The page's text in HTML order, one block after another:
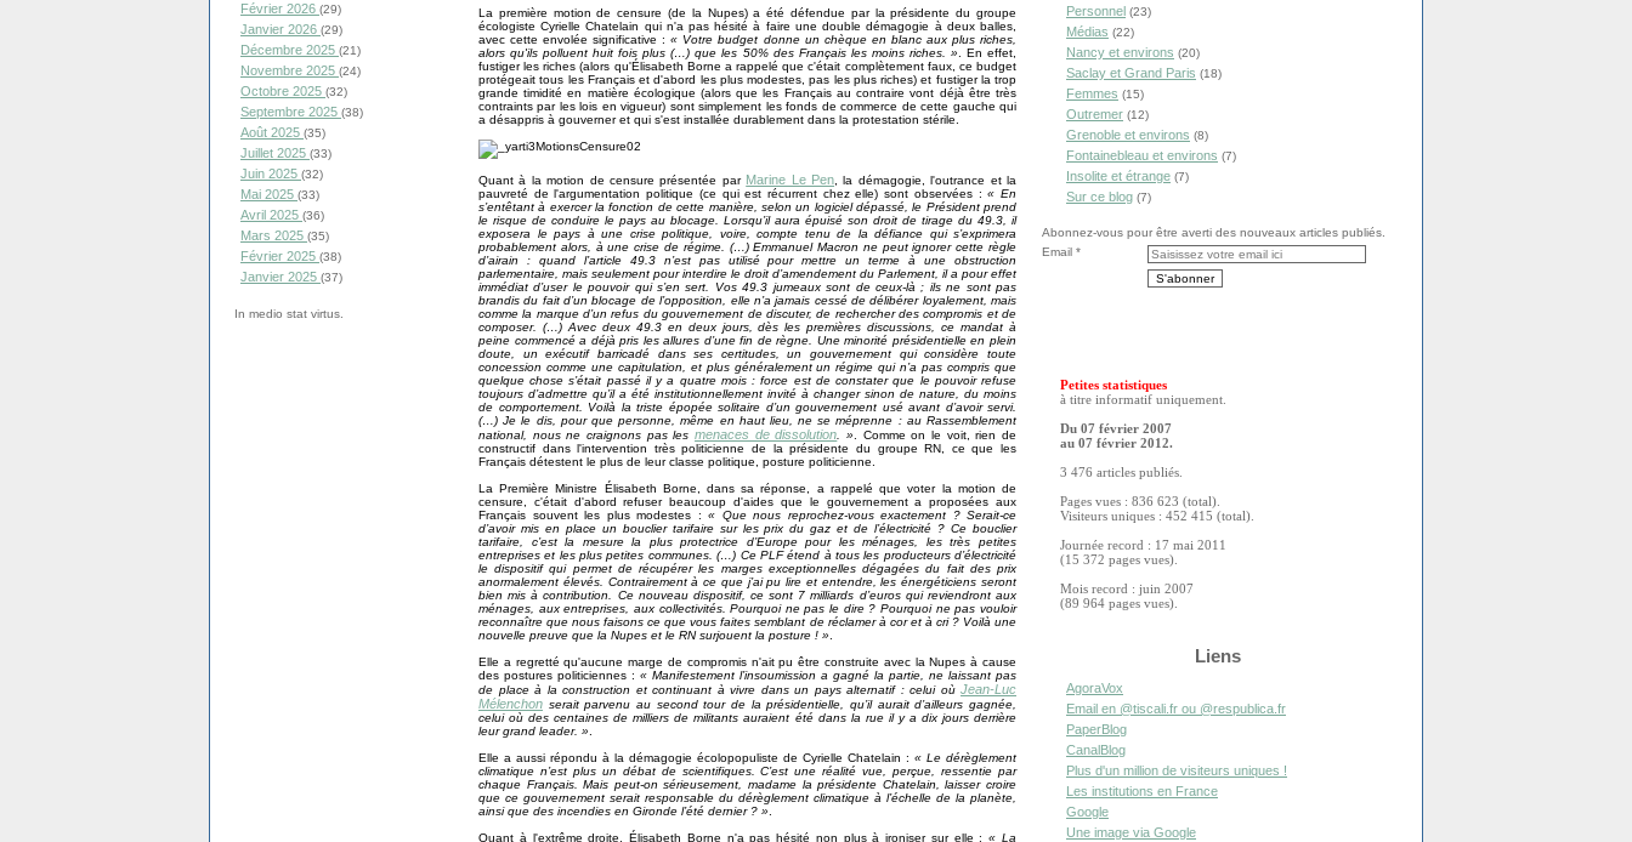
Février 2026 (29)
Janvier 2026 (29)
Décembre 2025 (21)
Novembre 2025 (24)
Octobre 2025 (32)
Septembre 2025 (38)
Août 2025 (35)
Juillet 2025 (33)
Juin 2025 (32)
Mai 2025 (33)
Avril 2025 (36)
Mars 2025 (35)
Février 2025 (38)
Janvier 2025 (37)
In medio stat virtus.
La première motion de censure (de la Nupes) a été défendue par la présidente du groupe
écologiste Cyrielle Chatelain qui n'a pas hésité à faire une double démagogie à deux balles,
avec cette envolée significative :« Votre budget donne un chèque en blanc aux plus riches,
alors qu'ils polluent huit fois plus (…) que les 50% des Français les moins riches. » . En effet,
fustiger les riches (alors qu'Élisabeth Borne a rappelé que c'était complètement faux, ce budget
protégeait tous les Français et d'abord les plus modestes, pas les plus riches) et fustiger la trop
grande timidité en matière écologique (alors que les Français au contraire vont déjà être très
contraints par les lois en vigueur) sont simplement les fonds de commerce de cette gauche qui
a désappris à gouverner et qui s'est installée durablement dans la protestation stérile.
Quant à la motion de censure présentée par Marine Le Pen , la démagogie, l'outrance et la
pauvreté de l'argumentation politique (ce qui est récurrent chez elle) sont observées :« En
s’entêtant à exercer la fonction de cette manière, selon un logiciel dépassé, le Président prend
le risque de conduire le pays au blocage. Lorsqu’il aura épuisé son droit de tirage du 49.3, il
exposera le pays à une crise politique, voire, compte tenu de la défiance qui s’exprimera
probablement alors, à une crise de régime. (…) Emmanuel Macron ne peut ignorer cette règle
d’airain : quand l’article 49.3 n’est pas utilisé pour mettre un terme à une obstruction
parlementaire, mais seulement pour interdire le droit d’amendement du Parlement, il a pour effet
immédiat d’user le pouvoir qui s’en sert. Vos 49.3 jumeaux sont de ceux-là ; ils ne sont pas
brandis du fait d’un blocage de l’opposition, elle n’a jamais cessé de délibérer loyalement, mais
comme la marque d’un refus du gouvernement de discuter, de rechercher des compromis et de
composer. (…) Avec deux 49.3 en deux jours, dès les premières discussions, ce mandat à
peine commencé a déjà pris les allures d’une fin de règne. Une minorité présidentielle en plein
doute, un exécutif barricadé dans ses certitudes, un gouvernement qui considère toute
concession comme une capitulation, et plus généralement un régime qui n’a pas compris que
quelque chose s’était passé il y a quatre mois : force est de constater que le pouvoir refuse
toujours d’admettre qu’il a été institutionnellement invité à changer sinon de nature, du moins
de comportement. Voilà la triste épopée solitaire d’un gouvernement usé avant d’avoir servi.
(…) Je le dis, pour que personne, même en haut lieu, ne se méprenne : au Rassemblement
national, nous ne craignons pas les menaces de dissolution . » . Comme on le voit, rien de
constructif dans l'intervention très politicienne de la présidente du groupe RN, ce que les
Français détestent le plus de leur classe politique, posture politicienne.
La Première Ministre Élisabeth Borne, dans sa réponse, a rappelé que voter la motion de
censure, c'était d'abord refuser beaucoup d'aides que le gouvernement a proposées aux
Français souvent les plus modestes : « Que nous reprochez-vous exactement ? Serait-ce
d’avoir mis en place un bouclier tarifaire sur les prix du gaz et de l’électricité ? Ce bouclier
tarifaire, c’est la mesure la plus protectrice d’Europe pour les ménages, les très petites
entreprises et les plus petites communes. (…) Ce PLF étend à tous les producteurs d’électricité
le dispositif qui permet de récupérer les marges exceptionnelles dégagées du fait des prix
anormalement élevés. Contrairement à ce que j’ai pu lire et entendre, les énergéticiens seront
bien mis à contribution. Ce nouveau dispositif, ce sont 7 milliards d’euros qui reviendront aux
ménages, aux entreprises, aux collectivités. Pourquoi ne pas le dire ? Pourquoi ne pas vouloir
reconnaître que nous faisons ce que vous faites semblant de réclamer à cor et à cri ? Voilà une
nouvelle preuve que la Nupes et le RN surjouent la posture ! »
Elle a regretté qu'aucune marge de compromis n'ait pu être construite avec la Nupes à cause
des postures politiciennes : « Manifestement l’insoumission a gagné la partie, ne laissant pas
de place à la construction et continuant à vivre dans un pays alternatif : celui où Jean-Luc
Mélenchon serait parvenu au second tour de la présidentielle, qu’il aurait d’ailleurs gagnée,
celui où des centaines de milliers de militants auraient été dans la rue il y a dix jours derrière
leur grand leader. »
Elle a aussi répondu à la démagogie écolopopuliste de Cyrielle Chatelain : « Le dérèglement
climatique n’est plus un débat de scientifiques. C’est une réalité vue, perçue, ressentie par
chaque Français. Mais peut-on sérieusement, madame la présidente Chatelain, laisser croire
que ce gouvernement serait responsable du dérèglement climatique à l’échelle de la planète,
ainsi que des incendies en Gironde l’été dernier ? »
Quant à l'extrême droite, Élisabeth Borne n'a pas hésité non plus à ironiser sur elle :« La
Personnel (23)
Médias (22)
Nancy et environs (20)
Saclay et Grand Paris (18)
Femmes (15)
Outremer (12)
Grenoble et environs (8)
Fontainebleau et environs (7)
Insolite et étrange (7)
Sur ce blog (7)
Abonnez-vous pour être averti des nouveaux articles publiés.
Email
Petites statistiques
à titre informatif uniquement.
Du 07 février 2007
au 07 février 2012.
3 476 articles publiés.
Pages vues : 836 623 (total).
Visiteurs uniques : 452 415 (total).
Journée record : 17 mai 2011
(15 372 pages vues).
Mois record : juin 2007
(89 964 pages vues).
Liens
AgoraVox
Email en @tiscali.fr ou @respublica.fr
PaperBlog
CanalBlog
Plus d'un million de visiteurs uniques !
Les institutions en France
Google
Une image via Google